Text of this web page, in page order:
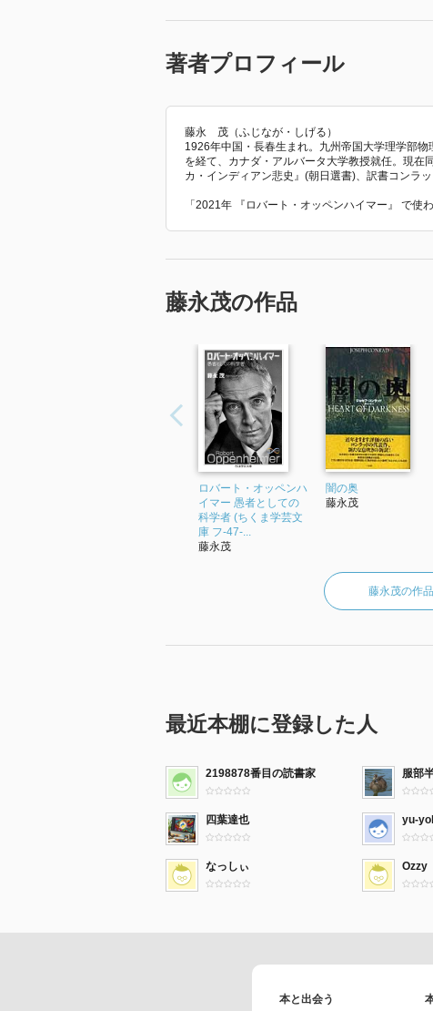
著者プロフィール
藤永 茂（ふじなが・しげる）
1926年中国・長春生まれ。九州帝国大学理学部
を経て、カナダ・アルバータ大学教授就任。現在
カ・インディアン悲史』(朝日選書)、訳書コンラ
「2021年 『ロバート・オッペンハイマー』 で使
藤永茂の作品
ロバート・オッペンハ
イマー 愚者としての
科学者 (ちくま学芸文
庫 フ-47-...
藤永茂
闇の奥
藤永茂
藤永茂の作
最近本棚に登録した人
2198878番目の読書家 服部
四葉達也 yu-
なっしぃ Ozzy
本と出会う